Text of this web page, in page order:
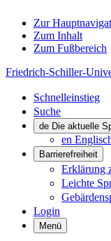
Zur
Zum Inhalt
Zum Fußbereich
Friedrich-Schiller-
Schnelleinstieg
Suche
de Die aktuelle
en
Barrierefreiheit
Erklärung
Leichte
Login
Menü